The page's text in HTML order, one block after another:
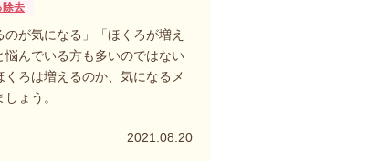
除去
のが気になる」「ほくろが増え
悩んでいる方も多いのではない
くろは増えるのか、気になるメ
ょう。
2021.08.20